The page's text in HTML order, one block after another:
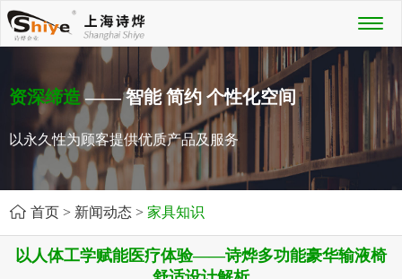
资深缔造—— 智能 简约 个性化空间
以永久性为顾客提供优质产品及服务
首页 > 新闻动态 > 家具知识
以人体工学赋能医疗体验——诗烨多功能豪华输液椅